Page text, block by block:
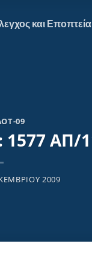
και Εποπτεία
09
ΑΠ/
2009